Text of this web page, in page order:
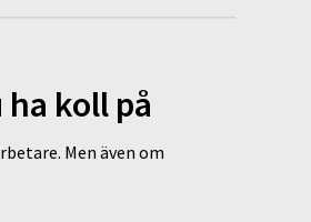
koll på
Men även om